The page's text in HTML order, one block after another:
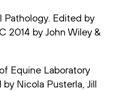
Edited by
2014 by John Wiley &
Equine Laboratory
Nicola Pusterla, Jill